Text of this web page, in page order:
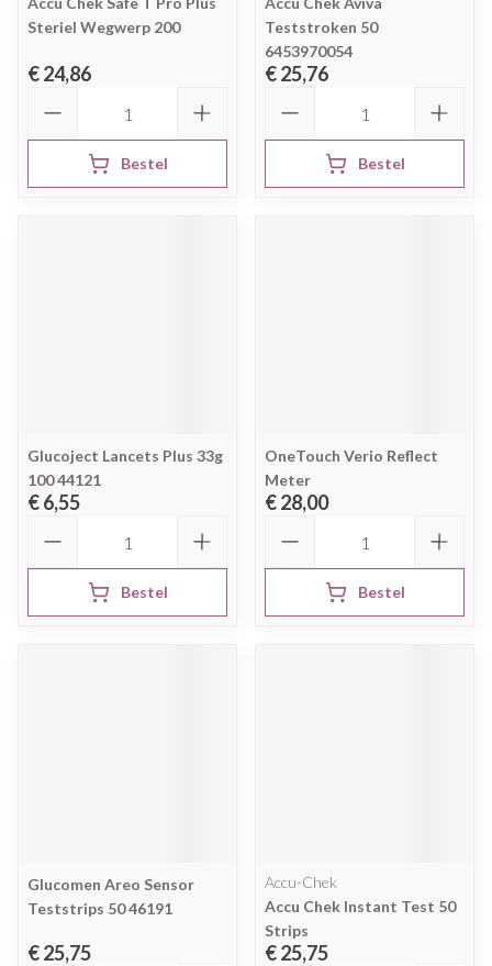
Steriel Wegwerp 200
€ 24,86
Bestel
Teststroken 50
6453970054
€ 25,76
Bestel
Glucoject Lancets Plus 33g
100 44121
€ 6,55
Bestel
OneTouch Verio Reflect
Meter
€ 28,00
Bestel
Glucomen Areo Sensor
Teststrips 50 46191
€ 25,75
Accu-Chek
Accu Chek Instant Test 50
Strips
€ 25,75